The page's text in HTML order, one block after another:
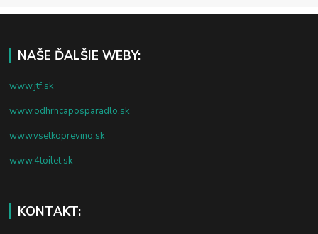
NAŠE ĎALŠIE WEBY:
www.jtf.sk
www.odhrncaposparadlo.sk
www.vsetkoprevino.sk
www.4toilet.sk
KONTAKT: